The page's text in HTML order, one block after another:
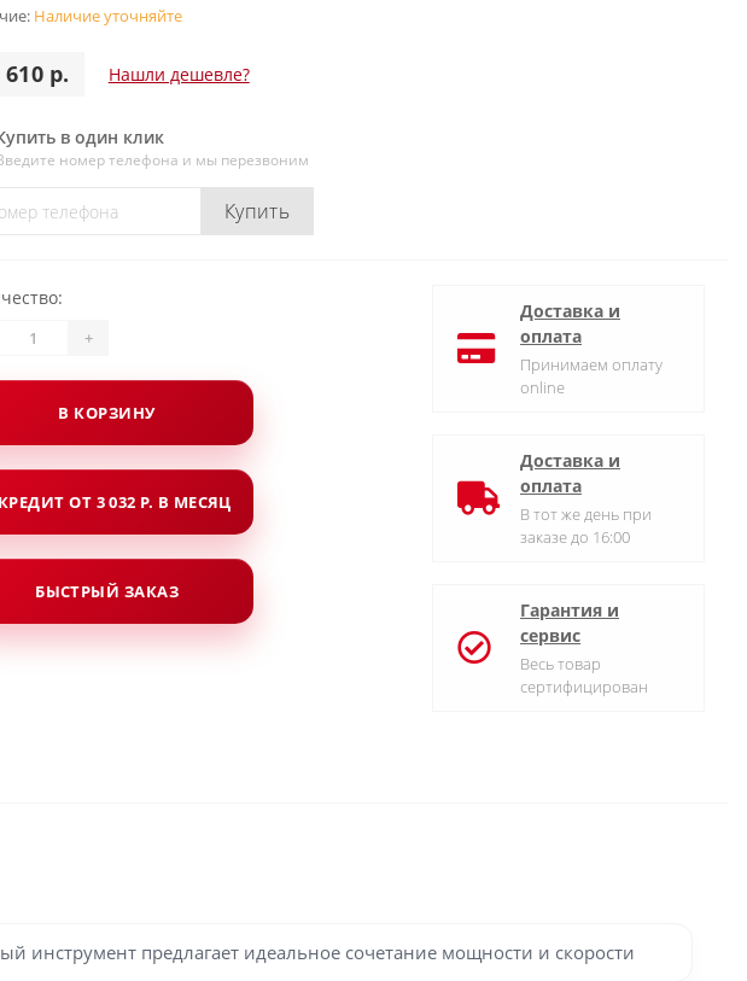
Наличие уточняйте
610 р. Нашли дешевле?
в один клик
номер телефона и мы перезвоним
Купить
+
В КОРЗИНУ
ОТ 3 032 Р. В МЕСЯЦ
БЫСТРЫЙ ЗАКАЗ
Доставка и
оплата
Принимаем оплату
online
Доставка и
оплата
В тот же день при
заказе до 16:00
Гарантия и
сервис
Весь товар
сертифицирован
предлагает идеальное сочетание мощности и скорости